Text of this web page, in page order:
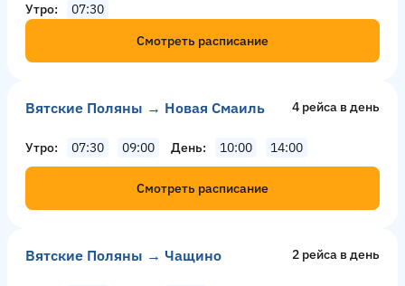
Утро
07:30
Смотреть расписание
Вятские Поляны → Новая Смаиль 4 рейсa в день
Утро 07:30 09:00 День 10:00 14:00
Смотреть расписание
Вятские Поляны → Чащино 2 рейсa в день